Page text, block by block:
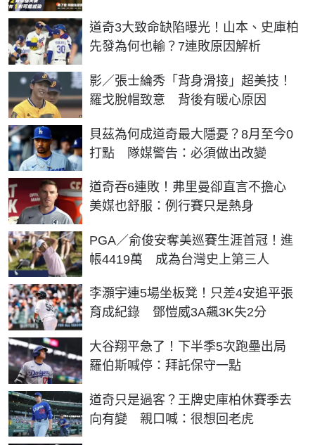
道奇3大致命缺陷曝光！山本、史庫柏
先發為何也輸？7連敗原因解析
影／張士綸秀「背身滑接」超美技！
羅戈脫帽致意 背後有暖心原因
貝茲為何成道奇最大隱憂？8月至今0
打點 隊媒警告：必須做出改變
道奇吞6連敗！弗里曼卻直言不擔心
美媒也舒服：例行賽只是熱身
PGA／俞俊安奪美巡賽生涯首冠！進
帳4419萬 成為台灣史上第三人
李灝宇連5場坐板凳！只差4安追平張
育成紀錄 鄧愷威3A飆3K失2分
大谷翔平急了！下半季5次跑壘出局
羅伯斯喊停：拜託保守一點
道奇只是過客？王牌史庫柏休賽季去
向有變 親口喊：很想回老虎